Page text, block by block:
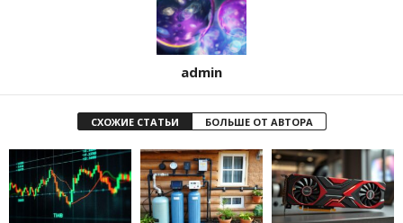
admin
СХОЖИЕ СТАТЬИ БОЛЬШЕ ОТ АВТОРА